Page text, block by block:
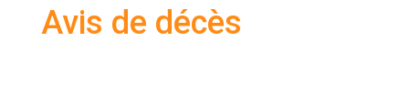
Loisirs
Avis de décès